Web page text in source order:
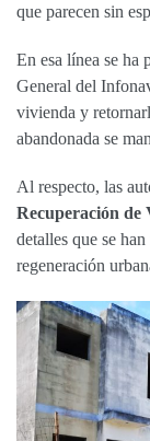
que parecen sin
En esa línea se
General del
vivienda y
abandonada se
Al respecto, las
Recuperación de
detalles que se
regeneración